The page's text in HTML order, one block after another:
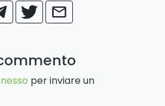
per inviare un